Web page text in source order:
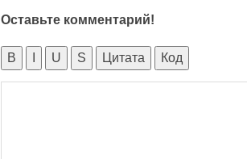
Оставьте комментарий!
B U S Цитата Код